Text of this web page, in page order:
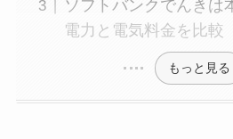
ソフトバンクでんきは
電力と電気料金を比較
もっと見る